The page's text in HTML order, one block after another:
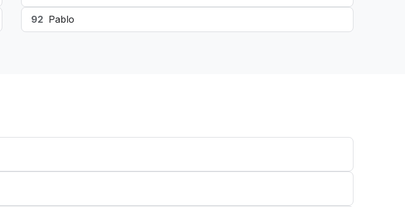
92 Pablo